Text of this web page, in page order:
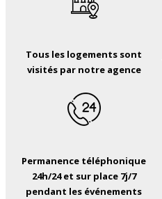
Tous les logements sont
visités par notre agence
Permanence téléphonique
24h/24 et sur place 7j/7
pendant les événements